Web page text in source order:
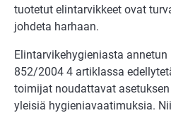
tuotetut elintarvikkeet ovat
johdeta harhaan.
Elintarvikehygieniasta annetun
852/2004 4 artiklassa
toimijat noudattavat
yleisiä hygieniavaatimuksia.